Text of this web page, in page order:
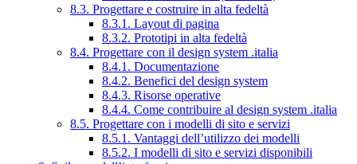
8.3. Progettare e costruire in alta fedeltà
8.3.1. Layout di pagina
8.3.2. Prototipi in alta fedeltà
8.4. Progettare con il design system .italia
8.4.1. Documentazione
8.4.2. Benefici del design system
8.4.3. Risorse operative
8.4.4. Come contribuire al design system .italia
8.5. Progettare con i modelli di sito e servizi
8.5.1. Vantaggi dell’utilizzo dei modelli
8.5.2. I modelli di sito e servizi disponibili